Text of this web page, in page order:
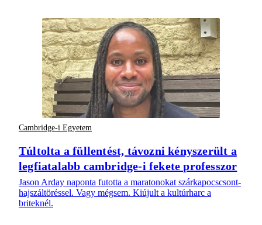
Cambridge-i Egyetem
Túltolta a füllentést, távozni kényszerült a
legfiatalabb cambridge-i fekete professzor
Jason Arday naponta futotta a maratonokat szárkapocscsont-
hajszáltöréssel. Vagy mégsem. Kiújult a kultúrharc a
briteknél.